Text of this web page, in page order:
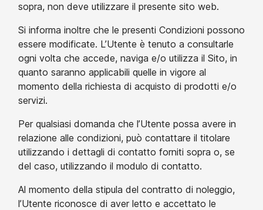
sopra, non deve utilizzare il presente sito web.
Si informa inoltre che le presenti Condizioni possono
essere modificate. L’Utente è tenuto a consultarle
ogni volta che accede, naviga e/o utilizza il Sito, in
quanto saranno applicabili quelle in vigore al
momento della richiesta di acquisto di prodotti e/o
servizi.
Per qualsiasi domanda che l’Utente possa avere in
relazione alle condizioni, può contattare il titolare
utilizzando i dettagli di contatto forniti sopra o, se
del caso, utilizzando il modulo di contatto.
Al momento della stipula del contratto di noleggio,
l’Utente riconosce di aver letto e accettato le